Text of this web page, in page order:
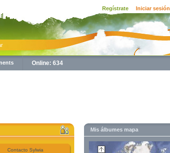
Regístrate Iniciar sesión
Online: 634
Contacto Sylwia
Mis álbumes mapa